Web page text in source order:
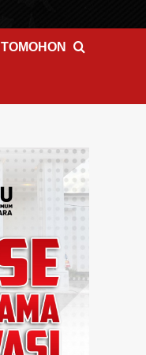
TOMOHON